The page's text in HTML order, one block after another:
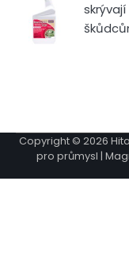
Copyright © 2026
pro průmysl |